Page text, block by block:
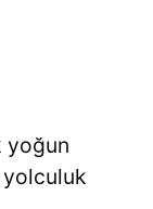
yoğun
yolculuk